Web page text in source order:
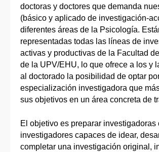
doctoras y doctores que demanda
(básico y aplicado de investigación-
diferentes áreas de la Psicología.
representadas todas las líneas de
activas y productivas de la Facultad
de la UPV/EHU, lo que ofrece a los y
al doctorado la posibilidad de optar
especialización investigadora que
sus objetivos en un área concreta de
El objetivo es preparar investigadoras
investigadores capaces de idear,
completar una investigación original,